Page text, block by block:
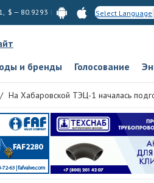
$ — 80.9293 Select Language
и бренды Голосование
На Хабаровской ТЭЦ-1 началась